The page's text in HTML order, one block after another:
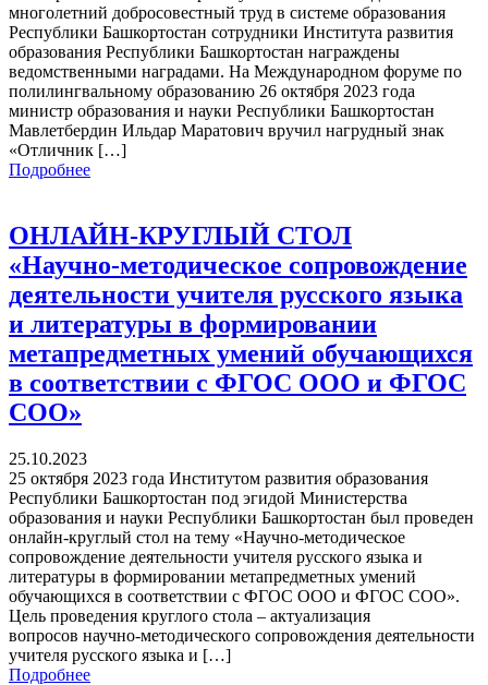
многолетний добросовестный труд в системе образования
Республики Башкортостан сотрудники Института развития
образования Республики Башкортостан награждены
ведомственными наградами. На Международном форуме по
полилингвальному образованию 26 октября 2023 года
министр образования и науки Республики Башкортостан
Мавлетбердин Ильдар Маратович вручил нагрудный знак
«Отличник […]
Подробнее
ОНЛАЙН-КРУГЛЫЙ СТОЛ
«Научно-методическое сопровождение
деятельности учителя русского языка
и литературы в формировании
метапредметных умений обучающихся
в соответствии с ФГОС ООО и ФГОС
СОО»
25.10.2023
25 октября 2023 года Институтом развития образования
Республики Башкортостан под эгидой Министерства
образования и науки Республики Башкортостан был проведен
онлайн-круглый стол на тему «Научно-методическое
сопровождение деятельности учителя русского языка и
литературы в формировании метапредметных умений
обучающихся в соответствии с ФГОС ООО и ФГОС СОО».
Цель проведения круглого стола – актуализация
вопросов научно-методического сопровождения деятельности
учителя русского языка и […]
Подробнее